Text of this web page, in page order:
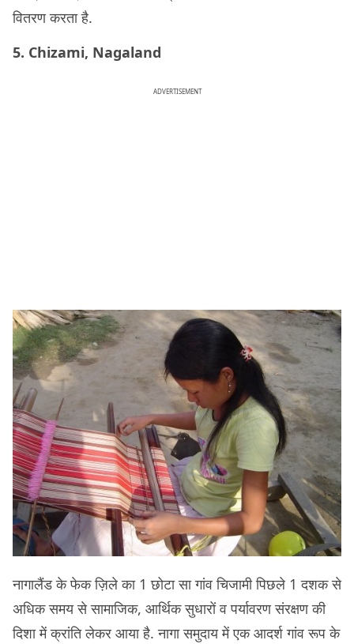
वितरण करता है.
5. Chizami, Nagaland
ADVERTISEMENT
नागालैंड के फेक ज़िले का 1 छोटा सा गांव चिजामी पिछले 1 दशक से
अधिक समय से सामाजिक, आर्थिक सुधारों व पर्यावरण संरक्षण की
दिशा में क्रांति लेकर आया है. नागा समुदाय में एक आदर्श गांव रूप के